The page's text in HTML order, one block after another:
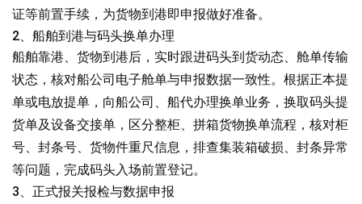
证等前置手续，为货物到港即申报做好准备。
2、船舶到港与码头换单办理
船舶靠港、货物到港后，实时跟进码头到货动态、舱单传输
状态，核对船公司电子舱单与申报数据一致性。根据正本提
单或电放提单，向船公司、船代办理换单业务，换取码头提
货单及设备交接单，区分整柜、拼箱货物换单流程，核对柜
号、封条号、货物件重尺信息，排查集装箱破损、封条异常
等问题，完成码头入场前置登记。
3、正式报关报检与数据申报